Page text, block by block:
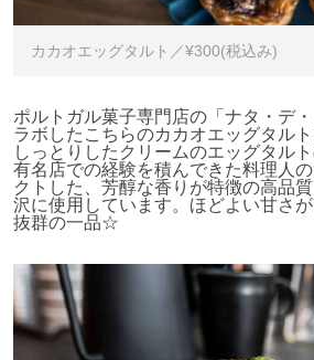
カカオエッグタルト／¥300(税込み)
ポルトガル菓子専門店の「ナタ・デ
ラボしたこちらのカカオエッグタル
しっとりしたクリームのエッグタル
有名店での経験を積んできた料理人
クトした、芳醇な香りが特徴の高品
沢に使用しています。ほどよい甘さ
抜群の一品☆